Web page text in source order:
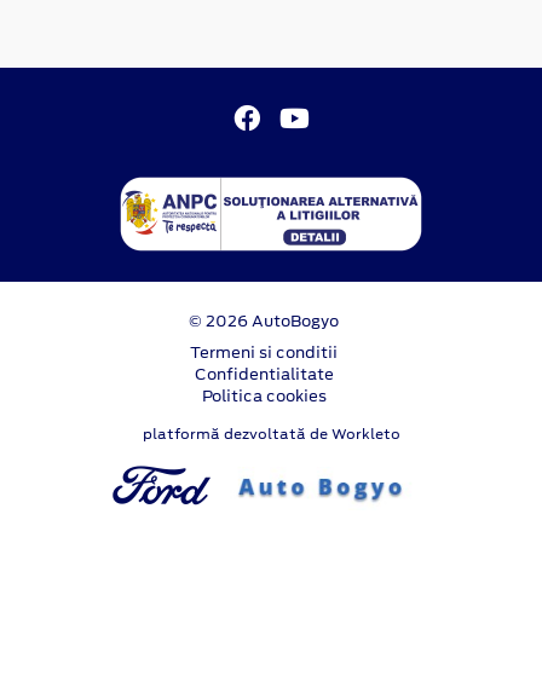
© 2026 AutoBogyo
Termeni si conditii
Confidentialitate
Politica cookies
platformă dezvoltată de Workleto